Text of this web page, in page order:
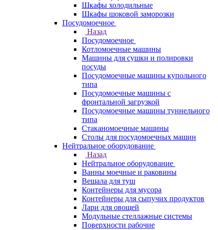
Шкафы холодильные
Шкафы шоковой заморозки
Посудомоечное
Назад
Посудомоечное
Котломоечные машины
Машины для сушки и полировки
посуды
Посудомоечные машины купольного
типа
Посудомоечные машины с
фронтальной загрузкой
Посудомоечные машины туннельного
типа
Стаканомоечные машины
Столы для посудомоечных машин
Нейтральное оборудование
Назад
Нейтральное оборудование
Ванны моечные и раковины
Вешала для туш
Контейнеры для мусора
Контейнеры для сыпучих продуктов
Лари для овощей
Модульные стеллажные системы
Поверхности рабочие